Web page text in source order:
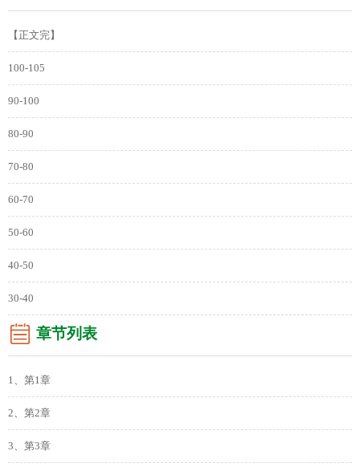
【正文完】
100-105
90-100
80-90
70-80
60-70
50-60
40-50
30-40
章节列表
1、第1章
2、第2章
3、第3章